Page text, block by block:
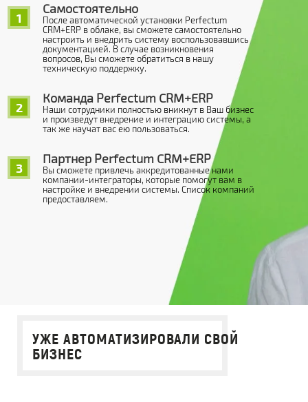
1
Самостоятельно
После автоматической установки Perfectum
CRM+ERP в облаке, вы сможете самостоятельно
настроить и внедрить систему воспользовавшись
документацией. В случае возникновения
вопросов, Вы сможете обратиться в нашу
техническую поддержку.
2
Команда Perfectum CRM+ERP
Наши сотрудники полностью вникнут в Ваш бизнес
и произведут внедрение и интеграцию системы, а
так же научат вас ею пользоваться.
3
Партнер Perfectum CRM+ERP
Вы сможете привлечь аккредитованные нами
компании-интеграторы, которые помогут вам в
настройке и внедрении системы. Список компаний
предоставляем.
УЖЕ АВТОМАТИЗИРОВАЛИ СВОЙ
БИЗНЕС